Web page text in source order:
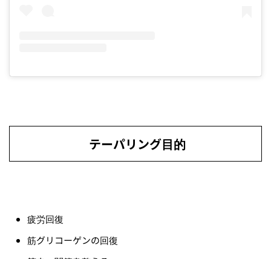
テーパリング目的
疲労回復
筋グリコーゲンの回復